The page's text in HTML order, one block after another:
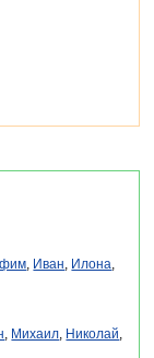
, Иван, Илона,
, Михаил, Николай,